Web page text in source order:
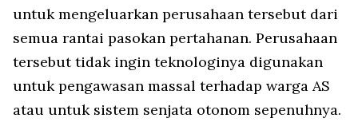
untuk mengeluarkan perusahaan tersebut dari
semua rantai pasokan pertahanan. Perusahaan
tersebut tidak ingin teknologinya digunakan
untuk pengawasan massal terhadap warga AS
atau untuk sistem senjata otonom sepenuhnya.